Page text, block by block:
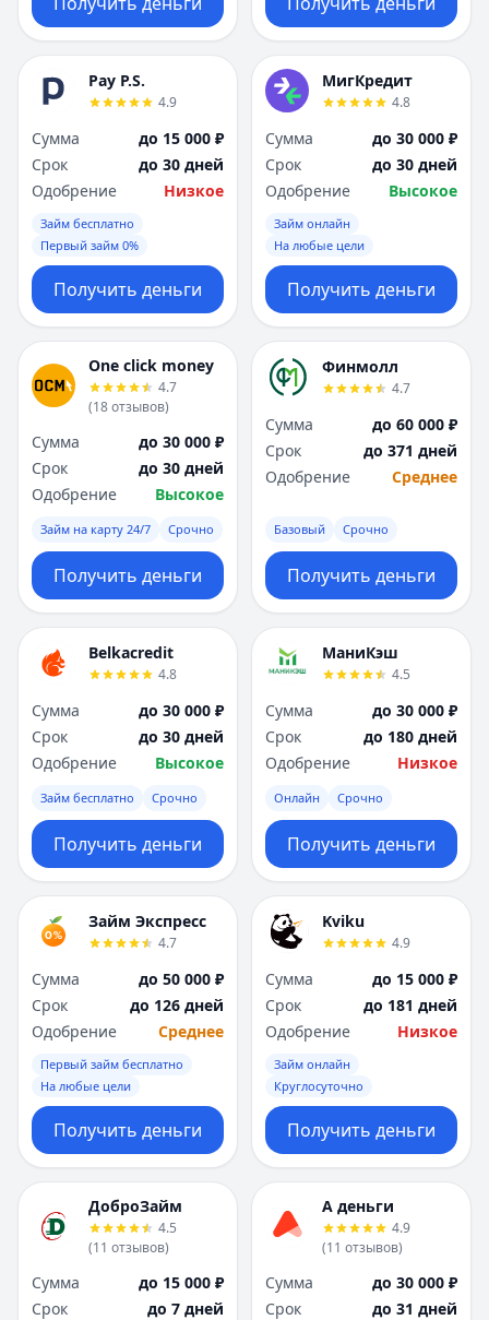
Pay P.S.
4.9
Сумма
до 15 000 ₽
Срок
до 30 дней
Одобрение
Низкое
Займ бесплатно
Первый займ 0%
Получить деньги
МигКредит
4.8
Сумма
до 30 000 ₽
Срок
до 30 дней
Одобрение
Высокое
Займ онлайн
На любые цели
Получить деньги
One click money
4.7
(18отзывов)
Сумма
до 30 000 ₽
Срок
до 30 дней
Одобрение
Высокое
Займ на карту 24/7 Срочно
Получить деньги
Финмолл
4.7
Сумма
до 60 000 ₽
Срок
до 371 дней
Одобрение
Среднее
Базовый Срочно
Получить деньги
Belkacredit
4.8
Сумма
до 30 000 ₽
Срок
до 30 дней
Одобрение
Высокое
Займ бесплатно Срочно
Получить деньги
МаниКэш
4.5
Сумма
до 30 000 ₽
Срок
до 180 дней
Одобрение
Низкое
Онлайн Срочно
Получить деньги
Займ Экспресс
4.7
Сумма
до 50 000 ₽
Срок
до 126 дней
Одобрение
Среднее
Первый займ бесплатно
На любые цели
Получить деньги
Kviku
4.9
Сумма
до 15 000 ₽
Срок
до 181 дней
Одобрение
Низкое
Займ онлайн
Круглосуточно
Получить деньги
ДоброЗайм
4.5
(11 отзывов)
Сумма
до 15 000 ₽
Срок
до 7 дней
А деньги
4.9
(11 отзывов)
Сумма
до 30 000 ₽
Срок
до 31 дней